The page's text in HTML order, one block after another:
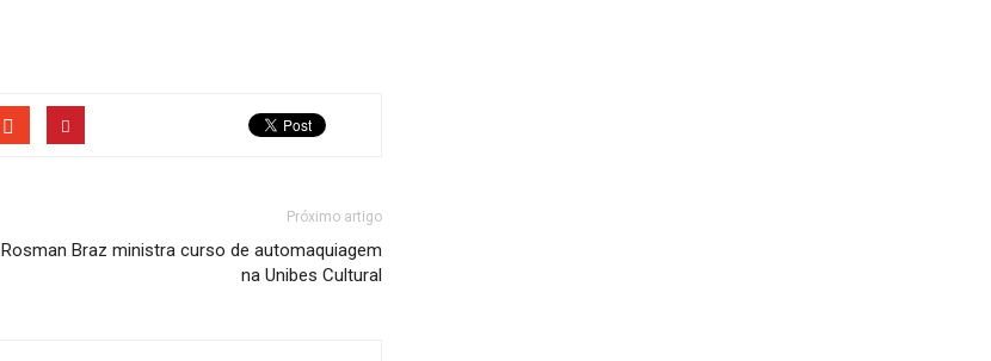
Próximo artigo
Rosman Braz ministra curso de automaquiagem
na Unibes Cultural